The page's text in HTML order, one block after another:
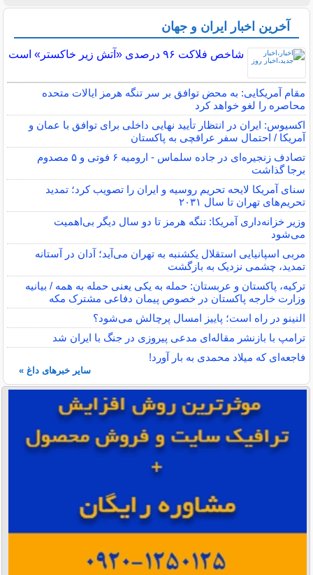
آخرین اخبار ایران و جهان
شاخص فلاکت ۹۶ درصدی «آتش زیر خاکستر» است
مقام آمریکایی: به محض توافق بر سر تنگه هرمز ایالات متحده
محاصره را لغو خواهد کرد
اکسیوس: ایران در انتظار تأیید نهایی داخلی برای توافق با عمان و
آمریکا / احتمال سفر عراقچی به پاکستان
تصادف زنجیره‌ای در جاده سلماس - ارومیه ۶ فوتی و ۵ مصدوم
برجا گذاشت
سنای آمریکا لایحه تحریم روسیه و ایران را تصویب کرد؛ تمدید
تحریم‌های تهران تا سال ۲۰۳۱
وزیر خزانه‌داری آمریکا: تنگه هرمز تا دو سال دیگر بی‌اهمیت
می‌شود
مربی اسپانیایی استقلال یکشنبه به تهران می‌آید؛ آدان در آستانه
تمدید، چشمی نزدیک به بازگشت
ترکیه، پاکستان و عربستان: حمله به یکی یعنی حمله به همه / بیانیه
وزارت خارجه پاکستان در خصوص پیمان دفاعی مشترک مکه
النینو در راه است؛ پاییز امسال پرچالش می‌شود؟
ترامپ با بازنشر مقاله‌ای مدعی پیروزی در جنگ با ایران شد
فاجعه‌ای که میلاد محمدی به بار آورد!
سایر خبرهای داغ »